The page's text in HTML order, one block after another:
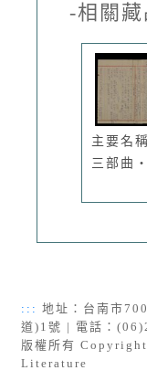
-相關藏
主要名
三部曲
::: 地址：台南市
道)1號 | 電話：
版權所有
Literature